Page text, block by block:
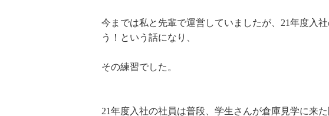
今までは私と先輩で運営していましたが、21年度入
う！という話になり、
その練習でした。
21年度入社の社員は普段、学生さんが倉庫見学に来